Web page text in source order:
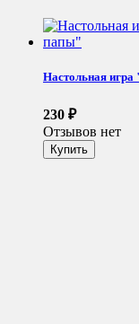
Настольная
230 ₽
Отзывов нет